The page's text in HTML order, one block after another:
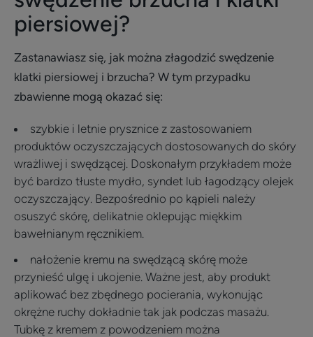
piersiowej?
Zastanawiasz się, jak można złagodzić swędzenie
klatki piersiowej i brzucha? W tym przypadku
zbawienne mogą okazać się:
szybkie i letnie prysznice z zastosowaniem
produktów oczyszczających dostosowanych do skóry
wrażliwej i swędzącej. Doskonałym przykładem może
być bardzo tłuste mydło, syndet lub łagodzący olejek
oczyszczający. Bezpośrednio po kąpieli należy
osuszyć skórę, delikatnie oklepując miękkim
bawełnianym ręcznikiem.
nałożenie kremu na swędzącą skórę może
przynieść ulgę i ukojenie. Ważne jest, aby produkt
aplikować bez zbędnego pocierania, wykonując
okrężne ruchy dokładnie tak jak podczas masażu.
Tubkę z kremem z powodzeniem można